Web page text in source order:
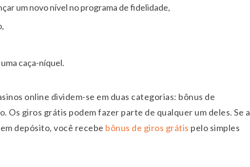
um novo nível no programa de fidelidade,
caça-níquel.
online dividem-se em duas categorias: bônus de
Os giros grátis podem fazer parte de qualquer um deles. Se a
depósito, você recebe bônus de giros grátis pelo simples